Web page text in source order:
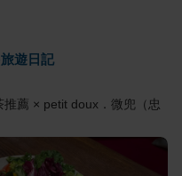
遊日記
薦 × petit doux．微兜（忠